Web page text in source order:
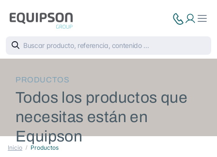
PRODUCTOS
Todos los productos que
necesitas están en
Equipson
Inicio Productos